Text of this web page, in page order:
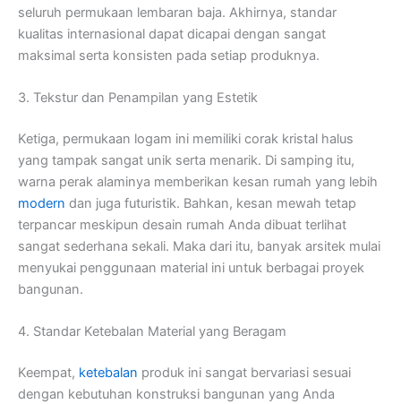
seluruh permukaan lembaran baja. Akhirnya, standar
kualitas internasional dapat dicapai dengan sangat
maksimal serta konsisten pada setiap produknya.
3. Tekstur dan Penampilan yang Estetik
Ketiga, permukaan logam ini memiliki corak kristal halus
yang tampak sangat unik serta menarik. Di samping itu,
warna perak alaminya memberikan kesan rumah yang lebih
modern dan juga futuristik. Bahkan, kesan mewah tetap
terpancar meskipun desain rumah Anda dibuat terlihat
sangat sederhana sekali. Maka dari itu, banyak arsitek mulai
menyukai penggunaan material ini untuk berbagai proyek
bangunan.
4. Standar Ketebalan Material yang Beragam
Keempat, ketebalan produk ini sangat bervariasi sesuai
dengan kebutuhan konstruksi bangunan yang Anda